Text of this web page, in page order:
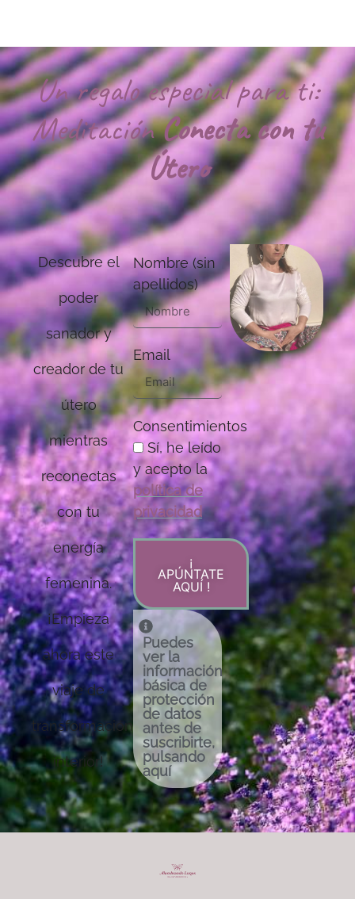
Un regalo especial para ti:
MeditaciónConecta con tu
Útero
Descubre el
poder
sanador y
creador de tu
útero
mientras
reconectas
con tu
energía
femenina.
¡Empieza
ahora este
viaje de
transformación
interior!
Nombre (sin
apellidos)
Email
Consentimientos
Sí, he leído
y acepto la
política de
privacidad
¡
APÚNTATE
AQUÍ !
Puedes
ver la
información
básica de
protección
de datos
antes de
suscribirte,
pulsando
aquí